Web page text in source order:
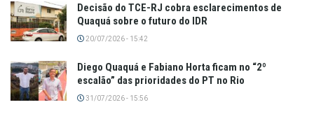
Decisão do TCE-RJ cobra esclarecimentos de
Quaquá sobre o futuro do IDR
20/07/2026 - 15:42
Diego Quaquá e Fabiano Horta ficam no “2º
escalão” das prioridades do PT no Rio
31/07/2026 - 15:56